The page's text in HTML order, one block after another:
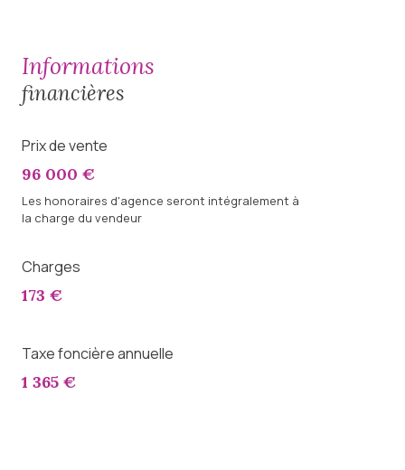
informations
financières
Prix de vente
96 000 €
Les honoraires d'agence seront intégralement à
la charge du vendeur
Charges
173 €
Taxe foncière annuelle
1 365 €